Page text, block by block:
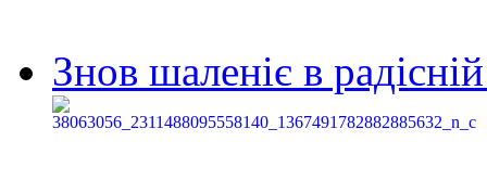
Знов шаленіє в